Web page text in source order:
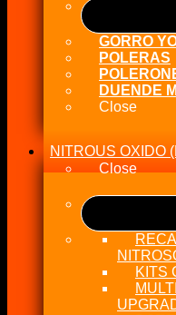
GORRO
POLERAS
DUENDE
Close
NITROUS OXIDO
Close
KITS